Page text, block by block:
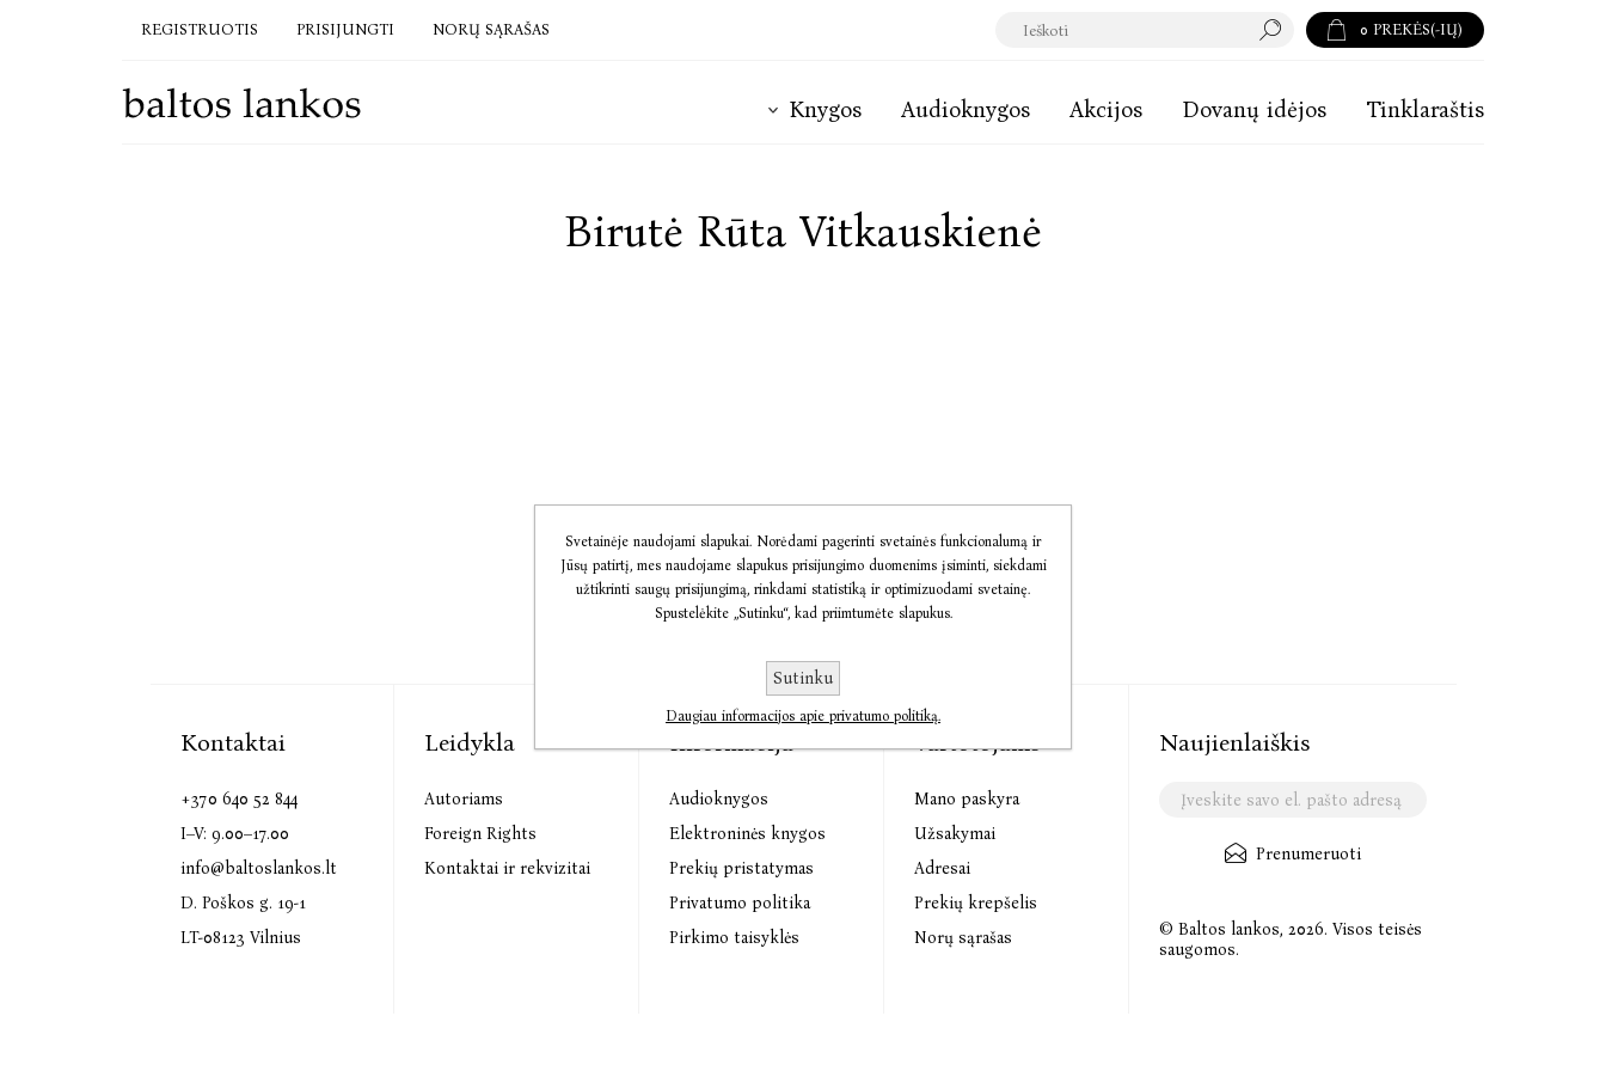
REGISTRUOTIS PRISIJUNGTI NORŲ SĄRAŠAS 0 PREKĖS(-IŲ)
Knygos Audioknygos Akcijos Dovanų idėjos Tinklaraštis
Birutė Rūta Vitkauskienė
Kontaktai
+370 640 52 844
I–V: 9.00–17.00
info@baltoslankos.lt
D. Poškos g. 19-1
LT-08123 Vilnius
Leidykla
Autoriams
Foreign Rights
Kontaktai ir rekvizitai
Informacija
Audioknygos
Elektroninės knygos
Prekių pristatymas
Privatumo politika
Pirkimo taisyklės
Vartotojams
Mano paskyra
Užsakymai
Adresai
Prekių krepšelis
Norų sąrašas
Naujienlaiškis
Prenumeruoti
© Baltos lankos, 2026. Visos teisės
saugomos.
Svetainėje naudojami slapukai. Norėdami pagerinti svetainės funkcionalumą ir
Jūsų patirtį, mes naudojame slapukus prisijungimo duomenims įsiminti, siekdami
užtikrinti saugų prisijungimą, rinkdami statistiką ir optimizuodami svetainę.
Spustelėkite „Sutinku“, kad priimtumėte slapukus.
Sutinku
Daugiau informacijos apie privatumo politiką.